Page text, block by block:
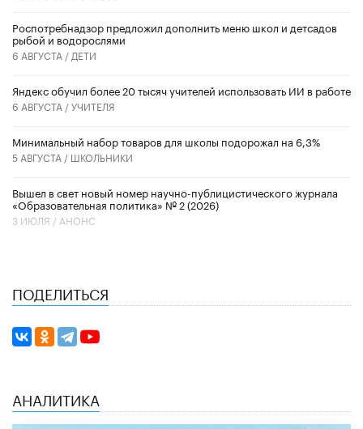
Роспотребнадзор предложил дополнить меню школ и детсадов
рыбой и водорослями
6 АВГУСТА / ДЕТИ
​Яндекс обучил более 20 тысяч учителей использовать ИИ в работе
6 АВГУСТА /УЧИТЕЛЯ
Минимальный набор товаров для школы подорожал на 6,3%
5 АВГУСТА / ШКОЛЬНИКИ
Вышел в свет новый номер научно-публицистического журнала
«Образовательная политика» № 2 (2026)
3 ИЮЛЯ / АНОНС
ПОДЕЛИТЬСЯ
АНАЛИТИКА